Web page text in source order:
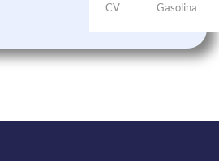
CV
Gasolina